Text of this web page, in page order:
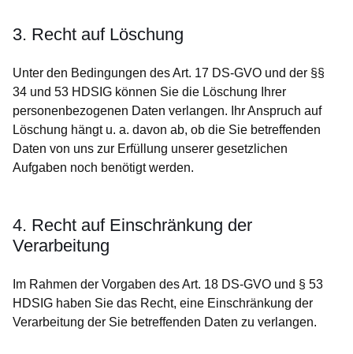
3. Recht auf Löschung
Unter den Bedingungen des Art. 17 DS-GVO und der §§
34 und 53 HDSIG können Sie die Löschung Ihrer
personenbezogenen Daten verlangen. Ihr Anspruch auf
Löschung hängt u. a. davon ab, ob die Sie betreffenden
Daten von uns zur Erfüllung unserer gesetzlichen
Aufgaben noch benötigt werden.
4. Recht auf Einschränkung der
Verarbeitung
Im Rahmen der Vorgaben des Art. 18 DS-GVO und § 53
HDSIG haben Sie das Recht, eine Einschränkung der
Verarbeitung der Sie betreffenden Daten zu verlangen.